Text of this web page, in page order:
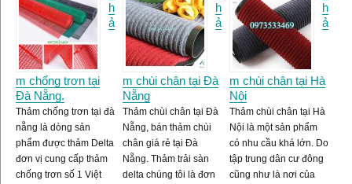
h
ả
m chống trơn tại
Đà Nẵng.
Thảm chống trơn tại đà
nẵng là dòng sản
phẩm được thảm Delta
đơn vị cung cấp thảm
chống trơn số 1 Việt
h
ả
m chùi chân tại Đà
Nẵng
Thảm chùi chân tại Đà
Nẵng, bán thảm chùi
chân giá rẻ tại Đà
Nẵng. Thảm trải sàn
delta chúng tôi là đơn
h
ả
m chùi chân tại Hà
Nội
Thảm chùi chân tại Hà
Nội là một sản phẩm
có nhu cầu khá lớn. Do
tập trung dân cư đông
cũng như là nơi của